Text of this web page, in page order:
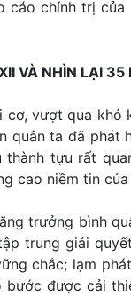
cáo chính trị
VÀ NHÌN LẠI
cơ, vượt qua
quân ta đã phát
tựu rất
cao niềm tin
trưởng bình
trung giải
chắc; lạm
được cải